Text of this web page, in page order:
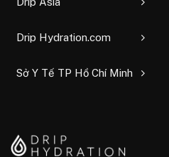
Drip Hydration.com
Sở Y Tế TP Hồ Chí Minh